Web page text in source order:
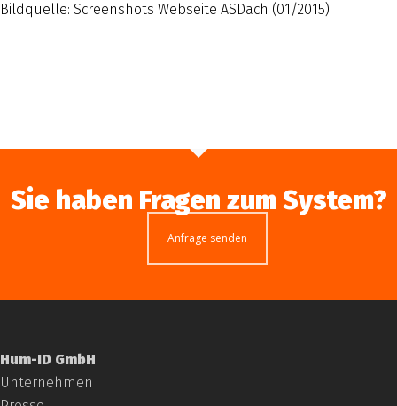
Bildquelle: Screenshots Webseite ASDach (01/2015)
Sie haben Fragen zum System?
Anfrage senden
Hum-ID GmbH
Unternehmen